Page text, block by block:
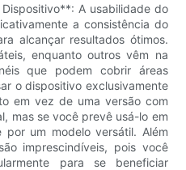
A usabilidade do
a consistência do
alcançar resultados ótimos.
enquanto outros vêm na
que podem cobrir áreas
o dispositivo exclusivamente
em vez de uma versão com
mas se você prevê usá-lo em
um modelo versátil. Além
imprescindíveis, pois você
para se beneficiar